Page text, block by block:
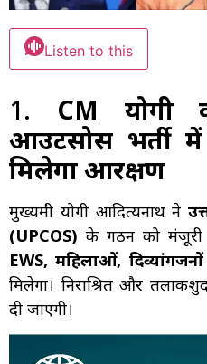
Listen to this
1. CM योगी
आउटसोर्स भर्ती
मिलेगा आरक्षण
मुख्यमंत्री योगी आदित्यनाथ ने
(UPCOS) के गठन को मंजूरी
EWS, महिलाओं,
मिलेगा। निराश्रित और
दी जाएगी।